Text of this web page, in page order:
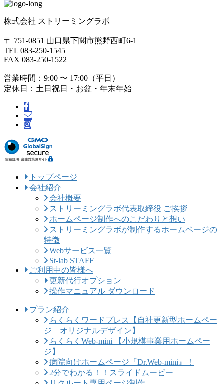
株式会社 ストリーミングラボ
〒 751-0851 山口県下関市熊野西町6-1
TEL 083-250-1545
FAX 083-250-1522
営業時間：9:00 〜 17:00（平日）
定休日：土日祝日・お盆・年末年始
トップページ
会社紹介
会社概要
ストリーミングラボ代表取締役 ご挨拶
ホームページ制作へのこだわりと想い
ストリーミングラボが制作するホームページの
特徴
Webサービス一覧
St-lab STAFF
ご利用中の皆様へ
更新代行オプション
操作マニュアル ダウンロード
プラン紹介
らくらくワードプレス【自社更新型ホームペー
ジ オリジナルデザイン】
らくらくWeb-mini 【小規模事業用ホームペー
ジ】
病院向けホームページ『Dr.Web-mini』！
2分でわかる！！スライドムービー